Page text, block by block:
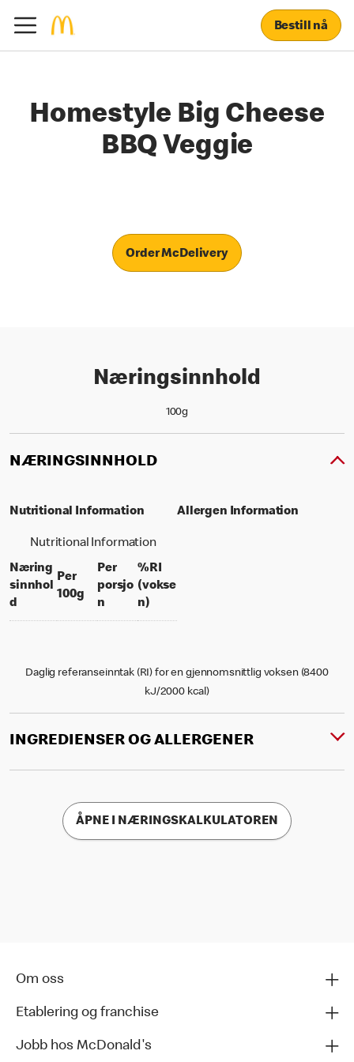
Bestill nå
Homestyle Big Cheese
BBQ Veggie
Order McDelivery
Næringsinnhold
100g
NÆRINGSINNHOLD
Nutritional Information
Nutritional Information
Næring
sinnhol
d
Per
100gper 100 grams
Per
porsjo
nper portion
%RI
(vokse
n)% daily value for an adult
Allergen Information
Daglig referanseinntak (RI) for en gjennomsnittlig voksen (8400
kJ/2000 kcal)
INGREDIENSER OG ALLERGENER
ÅPNE I NÆRINGSKALKULATOREN
Om oss
Etablering og franchise
Jobb hos McDonald's